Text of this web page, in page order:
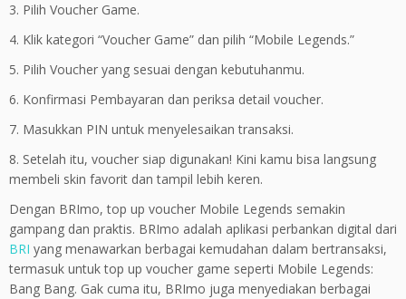
3. Pilih Voucher Game.
4. Klik kategori “Voucher Game” dan pilih “Mobile Legends.”
5. Pilih Voucher yang sesuai dengan kebutuhanmu.
6. Konfirmasi Pembayaran dan periksa detail voucher.
7. Masukkan PIN untuk menyelesaikan transaksi.
8. Setelah itu, voucher siap digunakan! Kini kamu bisa langsung
membeli skin favorit dan tampil lebih keren.
Dengan BRImo, top up voucher Mobile Legends semakin
gampang dan praktis. BRImo adalah aplikasi perbankan digital dari
BRI yang menawarkan berbagai kemudahan dalam bertransaksi,
termasuk untuk top up voucher game seperti Mobile Legends:
Bang Bang. Gak cuma itu, BRImo juga menyediakan berbagai